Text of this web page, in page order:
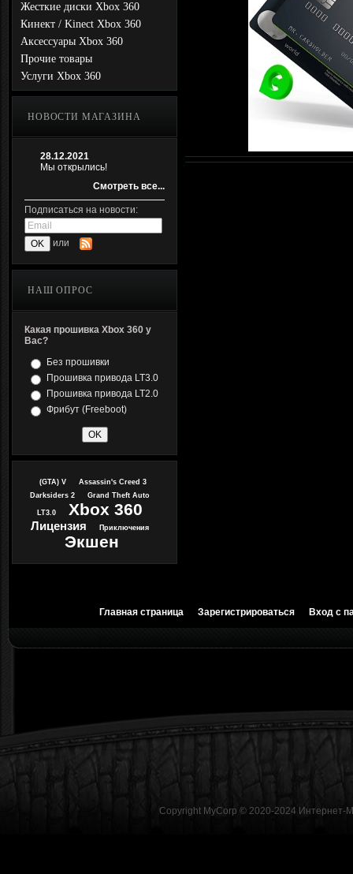
Жесткие диски Xbox 360
Кинект / Kinect Xbox 360
Аксессуары Xbox 360
Прочие товары
Услуги Xbox 360
НОВОСТИ МАГАЗИНА
28.12.2021
Мы открылись!
Смотреть все...
Подписаться на новости:
или
НАШ ОПРОС
Какая прошивка Xbox 360 у
Вас?
Без прошивки
Прошивка привода LT3.0
Прошивка привода LT2.0
Фрибут (Freeboot)
(GTA) V
Assassin's Creed 3
Darksiders 2
Grand Theft Auto
LT3.0 Xbox 360
Лицензия Приключения
Экшен
Главная страница Зарегистрироваться Вход с
Copyright MyCorp © 2020-2024 Интернет-